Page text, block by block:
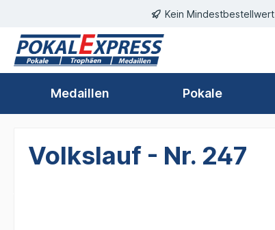
Zur Hauptnavigation springenKein Mindestbestellwert
Medaillen Pokale
Volkslauf - Nr. 247